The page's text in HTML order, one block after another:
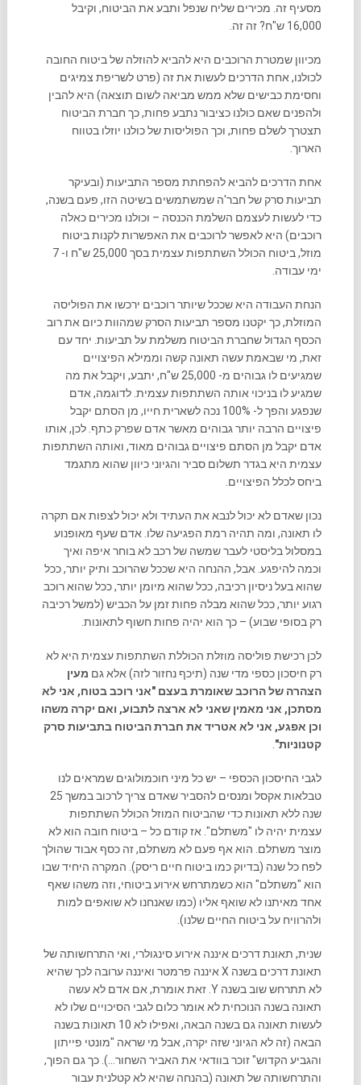
מסעיף זה. מכירים שליח שנפל ותבע את הביטוח, וקיבל
16,000 ש"ח? זה זה.
מכיוון שמטרת הרוכבים היא להביא להוזלה של ביטוח החובה
לכולנו, אחת הדרכים לעשות את זה (פרט לשריפת צמיגים
וחסימת כבישים שלא ממש מביאה לשום תוצאה) היא להבין
ולהפנים שאם כולנו כציבור נתבע פחות, כך חברת הביטוח
תצטרך לשלם פחות, וכך הפוליסות של כולנו יוזלו בטווח
הארוך.
אחת הדרכים להביא להפחתת מספר התביעות (ובעיקר
תביעות סרק של חבר'ה שמשתמשים בשיטה הזו, פעם בשנה,
כדי לעשות לעצמם השלמת הכנסה – וכולנו מכירים כאלה
רוכבים) היא לאפשר לרוכבים את האפשרות לקנות ביטוח
מוזל, ביטוח הכולל השתתפות עצמית בסך 25,000 ש"ח ו- 7
ימי עבודה.
הנחת העבודה היא שככל שיותר רוכבים ירכשו את הפוליסה
המוזלת, כך יקטנו מספר תביעות הסרק שמהוות כיום את רוב
הכסף הגדול שחברת הביטוח משלמת על תביעות. יחד עם
זאת, מי שבאמת עשה תאונה קשה וממילא הפיצויים
שמגיעים לו גבוהים מ- 25,000 ש"ח, יתבע, ויקבל את מה
שמגיע לו בניכוי אותה השתתפות עצמית. לדוגמה, אדם
שנפגע והפך ל- 100% נכה לשארית חייו, מן הסתם יקבל
פיצויים הרבה יותר גבוהים מאשר אדם שפרק כתף. לכן, אותו
אדם יקבל מן הסתם פיצויים גבוהים מאוד, ואותה השתתפות
עצמית היא בגדר תשלום סביר והגיוני כיוון שהוא מתגמד
ביחס לכלל הפיצויים.
נכון שאדם לא יכול לנבא את העתיד ולא יכול לצפות אם תקרה
לו תאונה, ומה תהיה רמת הפגיעה שלו. אדם שעף מאופנוע
במסלול בליסטי לעבר שמשה של רכב לא בוחר איפה ואיך
וכמה להיפגע. אבל, ההנחה היא שככל שהרוכב ותיק יותר, ככל
שהוא בעל ניסיון רכיבה, ככל שהוא מיומן יותר, ככל שהוא רוכב
רגוע יותר, ככל שהוא מבלה פחות זמן על הכביש (למשל רכיבה
רק בסופי שבוע) – כך הוא יהיה פחות חשוף לתאונות.
לכן רכישת פוליסה מוזלת הכוללת השתתפות עצמית היא לא
רק חיסכון כספי מדי שנה (תיכף נחזור לזה) אלא גם מעין
הצהרה של הרוכב שאומרת בעצם "אני רוכב בטוח, אני לא
מסתכן, אני מאמין שאני לא ארצה לתבוע, ואם יקרה משהו
וכן אפגע, אני לא אטריד את חברת הביטוח בתביעות סרק
קטנוניות"
לגבי החיסכון הכספי – יש כל מיני חוכמולוגים שמראים לנו
טבלאות אקסל ומנסים להסביר שאדם צריך לרכוב במשך 25
שנה ללא תאונות כדי שהביטוח המוזל הכולל השתתפות
עצמית יהיה לו "משתלם". אז קודם כל – ביטוח חובה הוא לא
מוצר משתלם. הוא אף פעם לא משתלם, זה כסף אבוד שהולך
לפח כל שנה (בדיוק כמו ביטוח חיים ריסק). המקרה היחיד שבו
הוא "משתלם" הוא כשמתרחש אירוע ביטוחי, וזה משהו שאף
אחד מאיתנו לא שואף אליו (כמו שאנחנו לא שואפים למות
ולהרוויח על ביטוח החיים שלנו).
שנית, תאונת דרכים איננה אירוע סינגולרי, ואי התרחשותה של
תאונת דרכים בשנה X איננה פרמטר ואיננה ערובה לכך שהיא
לא תתרחש שוב בשנה Y. זאת אומרת, אם אדם לא עשה
תאונה בשנה הנוכחית לא אומר כלום לגבי הסיכויים שלו לא
לעשות תאונה גם בשנה הבאה, ואפילו לא 10 תאונות בשנה
הבאה (זה לא הגיוני שזה יקרה, אבל מי שראה "מונטי פייתון
והגביע הקדוש" זוכר בוודאי את האביר השחור…). כך גם הפוך,
והתרחשותה של תאונה (בהנחה שהיא לא קטלנית עבור